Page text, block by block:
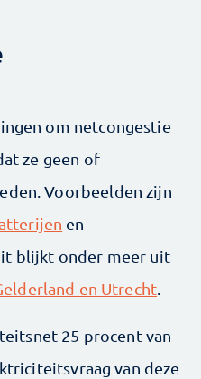
om netcongestie
ze geen of
Voorbeelden zijn
en
blijkt onder meer uit
en Utrecht.
25 procent van
van deze